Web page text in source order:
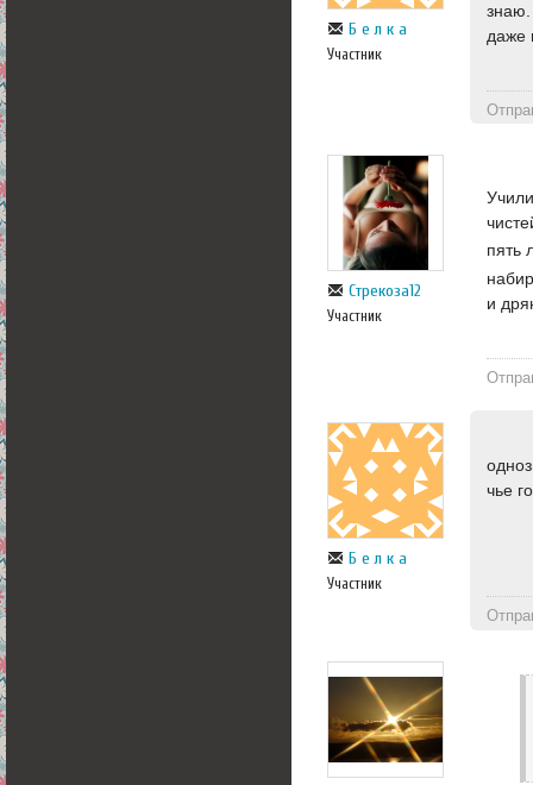
Б е л к а
Участник
знаю.
даже
Стрекоза12
Участник
пять
и
Б е л к а
Участник
чье